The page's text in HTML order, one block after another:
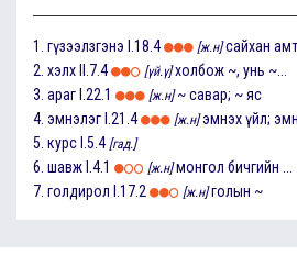
1. гүзээлзгэнэ I.18.4 [ж.н] сайхан
2. хэлх II.7.4 [үй.ү] холбож ~, унь ~...
3. араг I.22.1 [ж.н] ~ савар; ~ яс
4. эмнэлэг I.21.4 [ж.н] эмнэх үйл;
5. курс I.5.4 [гад.]
6. шавж I.4.1 [ж.н] монгол бичгийн ...
7. голдирол I.17.2 [ж.н] голын ~